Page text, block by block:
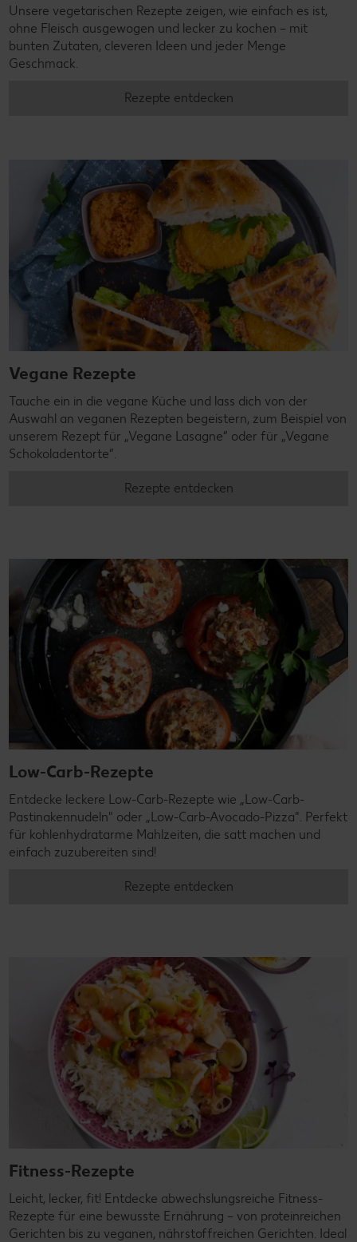
Unsere vegetarischen Rezepte zeigen, wie einfach es ist,
ohne Fleisch ausgewogen und lecker zu kochen – mit
bunten Zutaten, cleveren Ideen und jeder Menge
Geschmack.
Rezepte entdecken
Vegane Rezepte
Tauche ein in die vegane Küche und lass dich von der
Auswahl an veganen Rezepten begeistern, zum Beispiel von
unserem Rezept für „Vegane Lasagne“ oder für „Vegane
Schokoladentorte“.
Rezepte entdecken
Low-Carb-Rezepte
Entdecke leckere Low-Carb-Rezepte wie „Low-Carb-
Pastinakennudeln" oder „Low-Carb-Avocado-Pizza". Perfekt
für kohlenhydratarme Mahlzeiten, die satt machen und
einfach zuzubereiten sind!
Rezepte entdecken
Fitness-Rezepte
Leicht, lecker, fit! Entdecke abwechslungsreiche Fitness-
Rezepte für eine bewusste Ernährung – von proteinreichen
Gerichten bis zu veganen, nährstoffreichen Gerichten. Ideal